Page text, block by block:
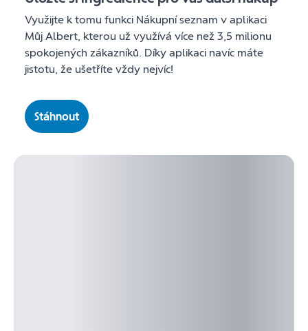
Využijte k tomu funkci Nákupní seznam v aplikaci
Můj Albert, kterou už využívá více než 3,5 milionu
spokojených zákazníků. Díky aplikaci navíc máte
jistotu, že ušetříte vždy nejvíc!
Stáhnout